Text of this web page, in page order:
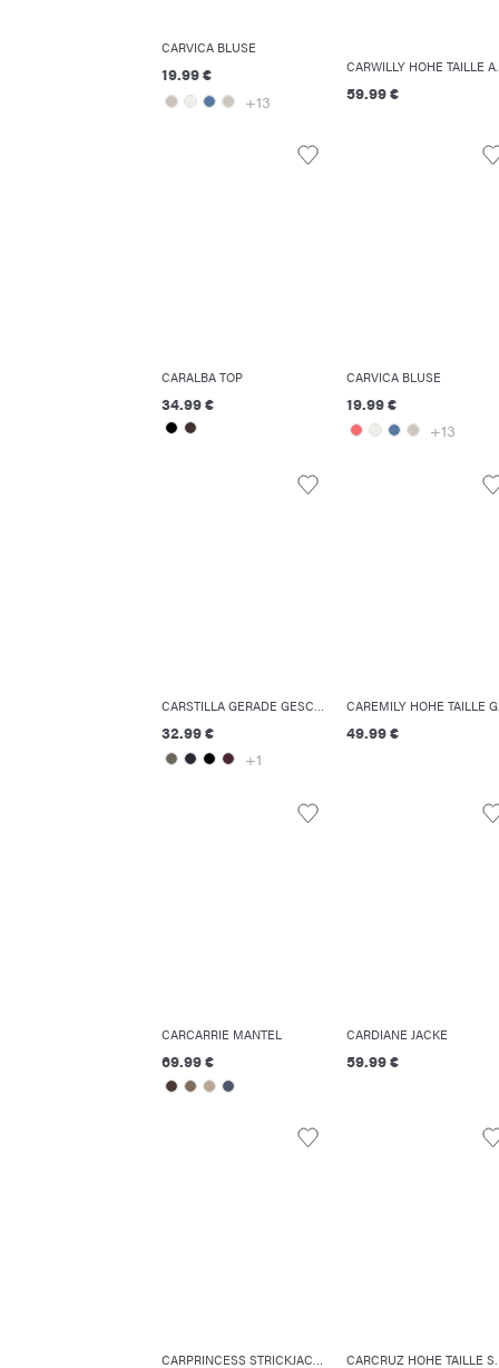
CARVICA BLUSE
19.99 €
+13
59.99 €
CARALBA TOP
34.99 €
CARVICA BLUSE
19.99 €
+13
CARSTILLA GERADE GESCHNITTEN HOSE
32.99 €
+1
49.99 €
CARCARRIE MANTEL
69.99 €
CARDIANE JACKE
59.99 €